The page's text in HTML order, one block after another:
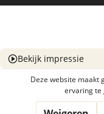
Bekijk impressie
Deze website maakt
ervaring te